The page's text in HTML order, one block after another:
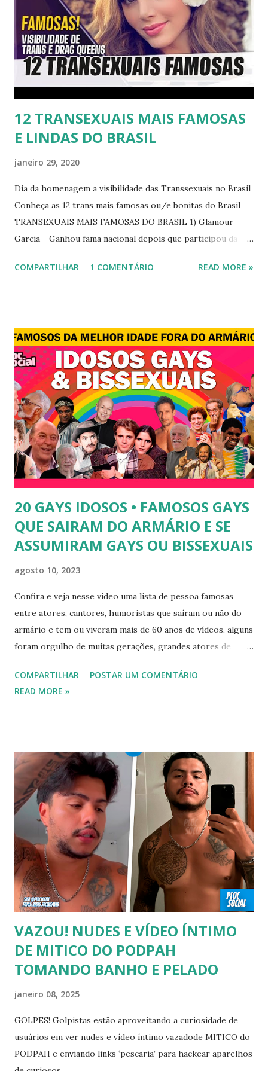
12 TRANSEXUAIS MAIS FAMOSAS
E LINDAS DO BRASIL
janeiro 29, 2020
Dia da homenagem a visibilidade das Transsexuais no Brasil
Conheça as 12 trans mais famosas ou/e bonitas do Brasil
TRANSEXUAIS MAIS FAMOSAS DO BRASIL 1) Glamour
Garcia - Ganhou fama nacional depois que participou da
transexual, Britney. 2) Lea T é uma famosa modelo
disse, ainda, que realizou a cirurgia em busca de ser feliz, e
não para agradar a um homem. 3) Léo Aquilla - Apresenta o
programa "A Tarde é Sua", na Rede TV, ao lado de Sonia
Abrão. A loira também participou do reality show "A
Fazenda", exibido pela Record TV. 4) Thalita Zampirolli -
Thalita Zampirolli é modelo, atriz e empresária. A loira
alcançou a fama após ser apontada como affair do ex-
jogador Romário. 5) Ariadna Arantes - Ariadna Arantes
ficou nacionalmente conhecida após sua ...
COMPARTILHAR 1 COMENTÁRIO READ MORE »
20 GAYS IDOSOS • FAMOSOS GAYS
QUE SAIRAM DO ARMÁRIO E SE
ASSUMIRAM GAYS OU BISSEXUAIS
agosto 10, 2023
Confira e veja nesse vídeo uma lista de pessoa famosas
entre atores, cantores, humoristas que saíram ou não do
armário e tem ou viveram mais de 60 anos de vídeos, alguns
foram orgulho de muitas gerações, grandes atores de
foram gays, bissexuais ou algo mais. 20 GAYS IDOSOS •
FAMOSOS GAYS QUE SAIRAM DO ARMÁRIO E SE
00:04 Abertura do vídeo: 00:15 AVISO 00:18 Não é
recomendado “retirar alguém do armário”, sexualidade e
tempo é algo particular de cada indivíduo, cabendo somente
a ele sair ou não. As pessoas mencionadas nesse vídeo
escolheram ser públicas e antes deste TODAS já tiveram a
sexualidade exposta. MAIORES DE 60 ANOS Tuca Andrada
00:41 Famosos foi flagrado beijando outro homem no
carnaval do Rio Alexandre Frota 00:56 Ator se diz hetero,
mas fez filmes com tr...
COMPARTILHAR
POSTAR UM COMENTÁRIO
READ MORE »
VAZOU! NUDES E VÍDEO ÍNTIMO
DE MITICO DO PODPAH
TOMANDO BANHO E PELADO
janeiro 08, 2025
GOLPES! Golpistas estão aproveitando a curiosidade de
usuários em ver nudes e vídeo íntimo vazadode MITICO do
PODPAH e enviando links ‘pescaria’ para hackear aparelhos